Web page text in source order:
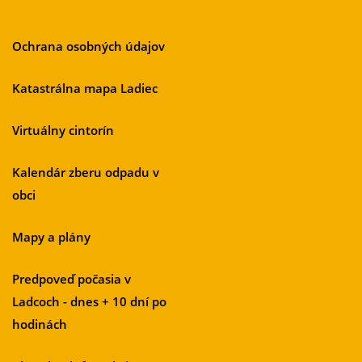
Ochrana osobných údajov
Katastrálna mapa Ladiec
Virtuálny cintorín
Kalendár zberu odpadu v
obci
Mapy a plány
Predpoveď počasia v
Ladcoch - dnes + 10 dní po
hodinách